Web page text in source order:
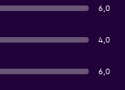
6,0
4,0
6,0